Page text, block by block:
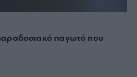
παγωτό που